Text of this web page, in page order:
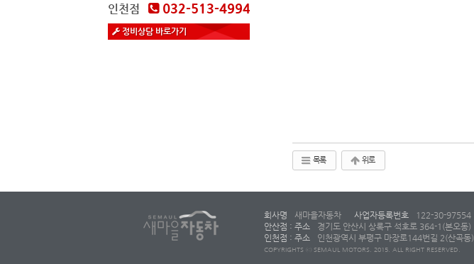
인천점 032-513-4994
정비상담 바로가기
목록 위로
회사명 새마을자동차 사업자등록번호 122-30-97554
안산점 : 주소
경기도 안산시 상록구 석호로 364-1(본오동)
인천점 : 주소
인천광역시 부평구 마장로144번길 2(산곡동)
COPYRIGHTS ⓒ SEMAUL MOTORS. 2015. ALL RIGHT RESERVED.